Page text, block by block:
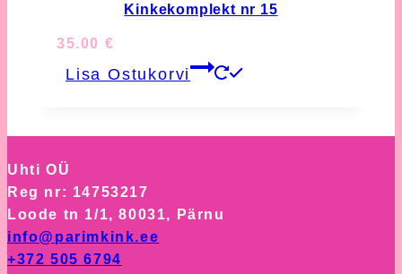
Kinkekomplekt nr 15
35.00 €
Lisa Ostukorvi
Uhti OÜ
Reg nr: 14753217
Loode tn 1/1, 80031, Pärnu
info@parimkink.ee
+372 505 6794